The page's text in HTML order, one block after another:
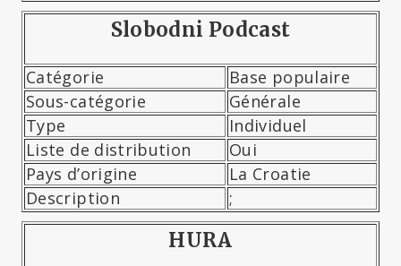
Slobodni Podcast
Catégorie
Base populaire
Sous-catégorie
Générale
Type
Individuel
Liste de distribution
Oui
Pays d’origine
La Croatie
Description
;
HURA